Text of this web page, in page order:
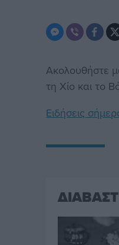
Ακολουθήστε
τη Χίο και το
Ειδήσεις